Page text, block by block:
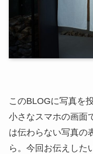
このBLOGに写真を
小さなスマホの画面
は伝わらない写真の
ら。今回お伝えした